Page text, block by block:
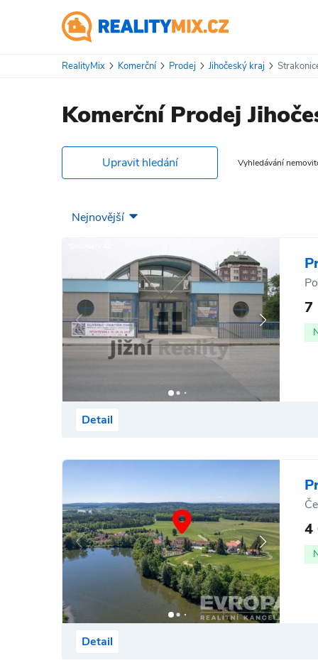
RealityMix Komerční Prodej Jihočeský kraj
Komerční Prodej
Upravit hledání Vyhledávání
7
Detail
4
Detail